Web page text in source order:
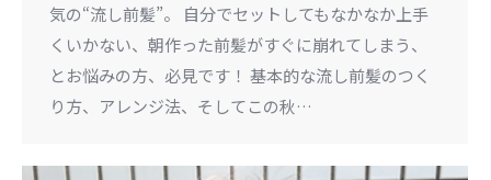
気の“流し前髪”。 自分でセットしてもなかなか上手
くいかない、朝作った前髪がすぐに崩れてしまう、
とお悩みの方、必見です！ 基本的な流し前髪のつく
り方、アレンジ法、そしてこの秋…